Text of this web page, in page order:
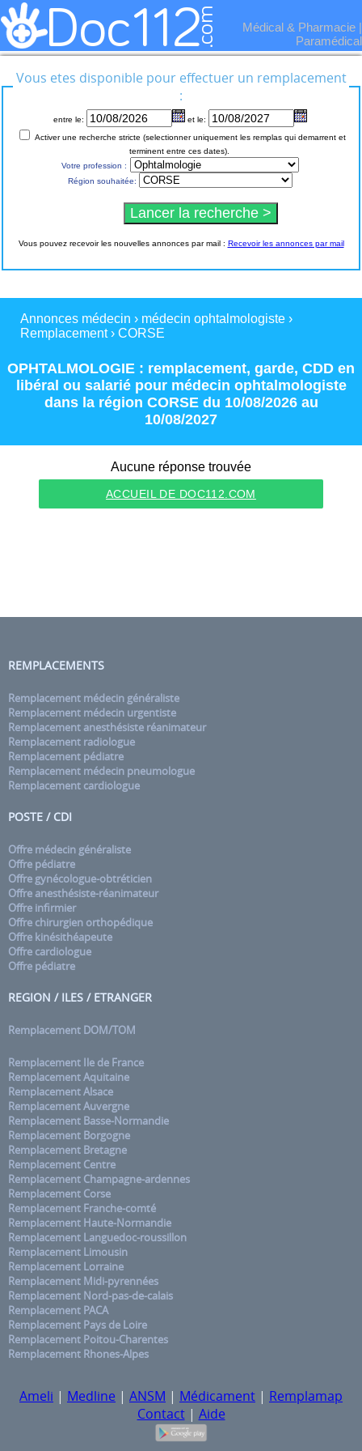
Médical & Pharmacie |
Paramédical
Vous etes disponible pour effectuer un remplacement
:
entre le:
et le:
terminent entre ces dates).
Votre profession :
Région souhaitée:
Vous pouvez recevoir les nouvelles annonces par mail : Recevoir les annonces par mail
Annonces médecin › médecin ophtalmologiste ›
Remplacement › CORSE
OPHTALMOLOGIE : remplacement, garde, CDD en
libéral ou salariépour médecin ophtalmologiste
dans la région CORSEdu 10/08/2026 au
10/08/2027
Aucune réponse trouvée
ACCUEIL DE DOC112.COM
REMPLACEMENTS
Remplacement médecin généraliste
Remplacement médecin urgentiste
Remplacement anesthésiste réanimateur
Remplacement radiologue
Remplacement pédiatre
Remplacement médecin pneumologue
Remplacement cardiologue
POSTE / CDI
Offre médecin généraliste
Offre pédiatre
Offre gynécologue-obtréticien
Offre anesthésiste-réanimateur
Offre infirmier
Offre chirurgien orthopédique
Offre kinésithéapeute
Offre cardiologue
Offre pédiatre
REGION / ILES / ETRANGER
Remplacement DOM/TOM
Remplacement Ile de France
Remplacement Aquitaine
Remplacement Alsace
Remplacement Auvergne
Remplacement Basse-Normandie
Remplacement Borgogne
Remplacement Bretagne
Remplacement Centre
Remplacement Champagne-ardennes
Remplacement Corse
Remplacement Franche-comté
Remplacement Haute-Normandie
Remplacement Languedoc-roussillon
Remplacement Limousin
Remplacement Lorraine
Remplacement Midi-pyrennées
Remplacement Nord-pas-de-calais
Remplacement PACA
Remplacement Pays de Loire
Remplacement Poitou-Charentes
Remplacement Rhones-Alpes
Ameli | Medline | ANSM | Médicament | Remplamap
Contact| Aide